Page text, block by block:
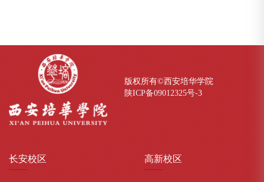
西安培华学院党委副书记蔡亮致辞7月
12日上午，开班仪式在维之图书馆报
版权所有©西安培华学院
陕ICP备09012325号-3
长安校区 高新校区